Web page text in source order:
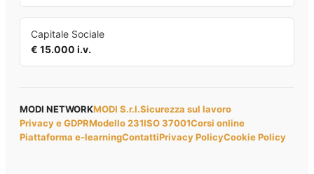
Capitale Sociale
€ 15.000 i.v.
MODI NETWORKMODI S.r.l.Sicurezza sul lavoro
Privacy e GDPRModello 231ISO 37001Corsi online
Piattaforma e-learningContattiPrivacy PolicyCookie Policy